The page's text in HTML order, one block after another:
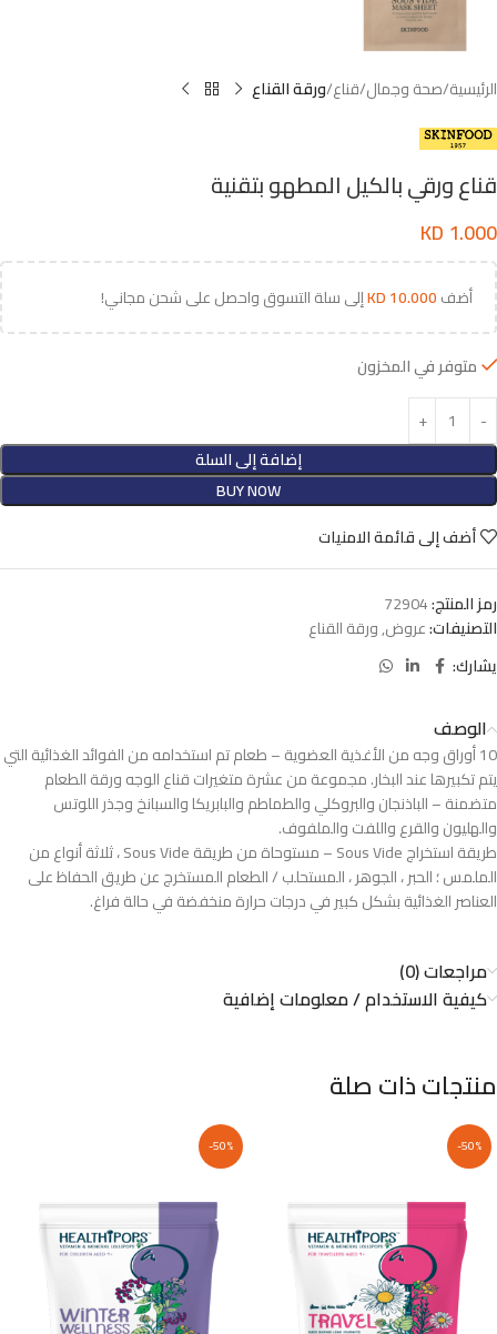
الرئيسية صحة وجمال قناع ورقة القناع
قناع ورقي بالكيل المطهو بتقنية
KD 1.000
أضف KD10.000 إلى سلة التسوق واحصل على شحن مجاني!
متوفر في المخزون
إضافة إلى السلة
BUY NOW
أضف إلى قائمة الامنيات
رمز المنتج:72904
التصنيفات:عروض,ورقة القناع
يشارك:
الوصف
10 أوراق وجه من الأغذية العضوية – طعام تم استخدامه من الفوائد الغذائية التي
يتم تكبيرها عند البخار. مجموعة من عشرة متغيرات قناع الوجه ورقة الطعام
متضمنة – الباذنجان والبروكلي والطماطم والبابريكا والسبانخ وجذر اللوتس
والهليون والقرع واللفت والملفوف.
طريقة استخراج Sous Vide – مستوحاة من طريقة Sous Vide ، ثلاثة أنواع من
الملمس ؛ الحبر ، الجوهر ، المستحلب / الطعام المستخرج عن طريق الحفاظ على
العناصر الغذائية بشكل كبير في درجات حرارة منخفضة في حالة فراغ.
مراجعات (0)
كيفية الاستخدام / معلومات إضافية
منتجات ذات صلة
-50%
-50%